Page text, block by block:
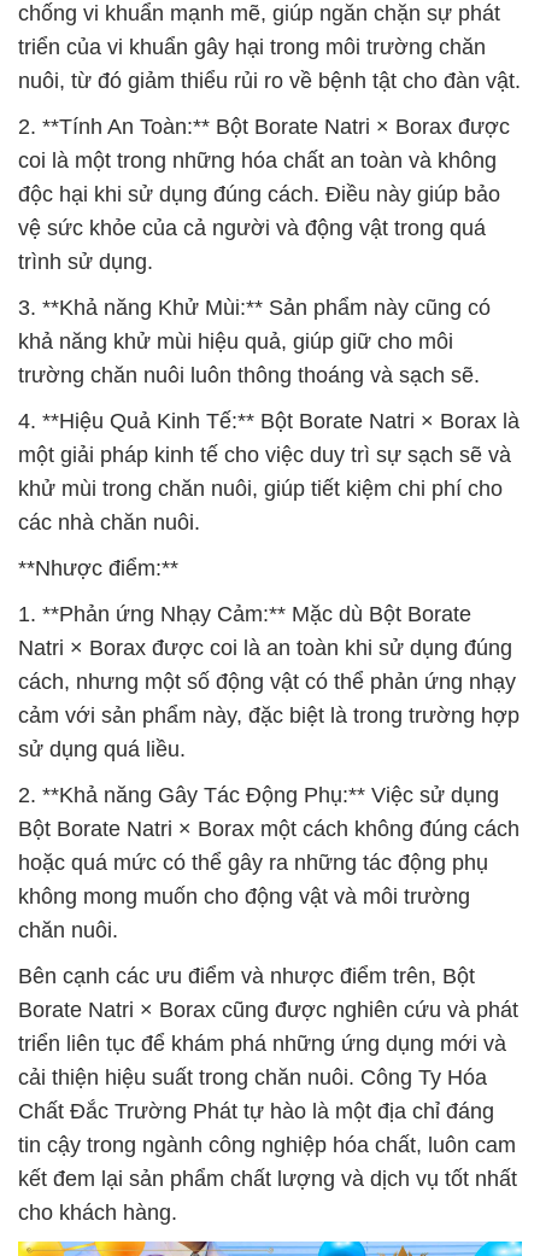
chống vi khuẩn mạnh mẽ, giúp ngăn chặn sự phát
triển của vi khuẩn gây hại trong môi trường chăn
nuôi, từ đó giảm thiểu rủi ro về bệnh tật cho đàn vật.
2. **Tính An Toàn:** Bột Borate Natri × Borax được
coi là một trong những hóa chất an toàn và không
độc hại khi sử dụng đúng cách. Điều này giúp bảo
vệ sức khỏe của cả người và động vật trong quá
trình sử dụng.
3. **Khả năng Khử Mùi:** Sản phẩm này cũng có
khả năng khử mùi hiệu quả, giúp giữ cho môi
trường chăn nuôi luôn thông thoáng và sạch sẽ.
4. **Hiệu Quả Kinh Tế:** Bột Borate Natri × Borax là
một giải pháp kinh tế cho việc duy trì sự sạch sẽ và
khử mùi trong chăn nuôi, giúp tiết kiệm chi phí cho
các nhà chăn nuôi.
**Nhược điểm:**
1. **Phản ứng Nhạy Cảm:** Mặc dù Bột Borate
Natri × Borax được coi là an toàn khi sử dụng đúng
cách, nhưng một số động vật có thể phản ứng nhạy
cảm với sản phẩm này, đặc biệt là trong trường hợp
sử dụng quá liều.
2. **Khả năng Gây Tác Động Phụ:** Việc sử dụng
Bột Borate Natri × Borax một cách không đúng cách
hoặc quá mức có thể gây ra những tác động phụ
không mong muốn cho động vật và môi trường
chăn nuôi.
Bên cạnh các ưu điểm và nhược điểm trên, Bột
Borate Natri × Borax cũng được nghiên cứu và phát
triển liên tục để khám phá những ứng dụng mới và
cải thiện hiệu suất trong chăn nuôi. Công Ty Hóa
Chất Đắc Trường Phát tự hào là một địa chỉ đáng
tin cậy trong ngành công nghiệp hóa chất, luôn cam
kết đem lại sản phẩm chất lượng và dịch vụ tốt nhất
cho khách hàng.